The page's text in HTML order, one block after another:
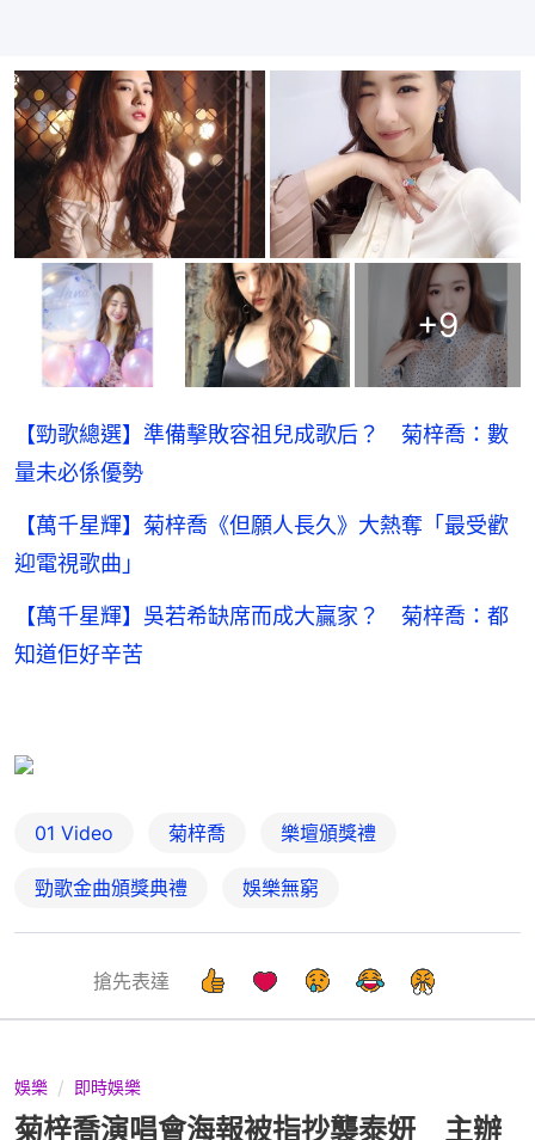
+9
【勁歌總選】準備擊敗容祖兒成歌后？ 菊梓喬：數
量未必係優勢
【萬千星輝】菊梓喬《但願人長久》大熱奪「最受歡
迎電視歌曲」
【萬千星輝】吳若希缺席而成大贏家？ 菊梓喬：都
知道佢好辛苦
01 Video 菊梓喬 樂壇頒獎禮
勁歌金曲頒獎典禮 娛樂無窮
搶先表達
娛樂 即時娛樂
菊梓喬演唱會海報被指抄襲泰妍 主辦